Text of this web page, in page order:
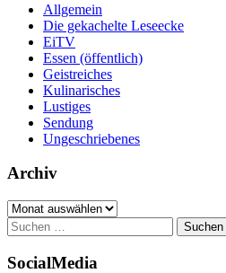
Allgemein
Die gekachelte Leseecke
EiTV
Essen (öffentlich)
Geistreiches
Kulinarisches
Lustiges
Sendung
Ungeschriebenes
Archiv
Archiv
Suchen
nach:
SocialMedia